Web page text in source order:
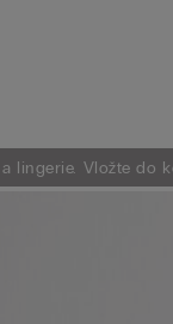
lingerie. Vložte do